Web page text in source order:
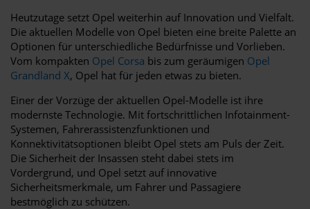
Heutzutage setzt Opel weiterhin auf Innovation und Vielfalt.
Die aktuellen Modelle von Opel bieten eine breite Palette an
Optionen für unterschiedliche Bedürfnisse und Vorlieben.
Vom kompakten Opel Corsa bis zum geräumigen Opel
Grandland X, Opel hat für jeden etwas zu bieten.
Einer der Vorzüge der aktuellen Opel-Modelle ist ihre
modernste Technologie. Mit fortschrittlichen Infotainment-
Systemen, Fahrerassistenzfunktionen und
Konnektivitätsoptionen bleibt Opel stets am Puls der Zeit.
Die Sicherheit der Insassen steht dabei stets im
Vordergrund, und Opel setzt auf innovative
Sicherheitsmerkmale, um Fahrer und Passagiere
bestmöglich zu schützen.